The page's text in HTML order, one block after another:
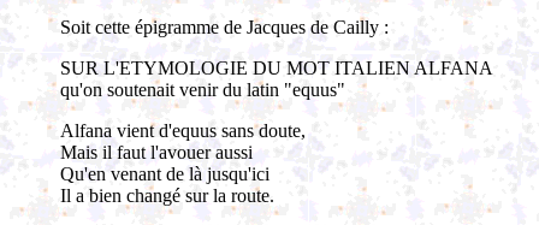
Soit cette épigramme de Jacques de Cailly :
SUR L'ETYMOLOGIE DU MOT ITALIEN ALFANA
qu'on soutenait venir du latin "equus"
Alfana vient d'equus sans doute,
Mais il faut l'avouer aussi
Qu'en venant de là jusqu'ici
Il a bien changé sur la route.